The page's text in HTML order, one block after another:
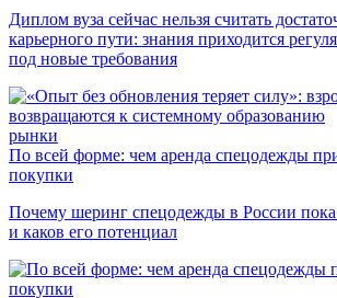
Диплом вуза сейчас нельзя считать
карьерного пути: знания приходится
под новые требования
рынки
По всей форме: чем аренда спецодежды
покупки
Почему шеринг спецодежды в России пока
и каков его потенциал